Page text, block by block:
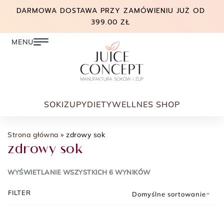
DARMOWA DOSTAWA PRZY ZAMÓWIENIU JUŻ OD
399.00 ZŁ
SOKIZUPYDIETYWELLNES SHOP
Strona główna » zdrowy sok
zdrowy sok
WYŚWIETLANIE WSZYSTKICH 6 WYNIKÓW
Domyślne sortowanie
FILTER